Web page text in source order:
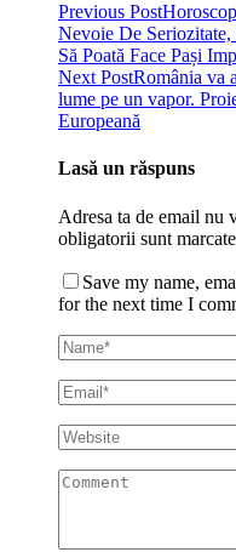
Previous Post
Nevoie De
Să Poată Face Pași
Next PostRomânia va
lume pe un vapor.
Europeană
Lasă un răspuns
Adresa ta de email nu
obligatorii sunt
Save my name,
for the next time I